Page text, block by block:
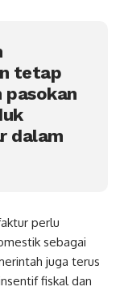
tetap
pasokan
dalam
perlu
sebagai
juga terus
fiskal dan